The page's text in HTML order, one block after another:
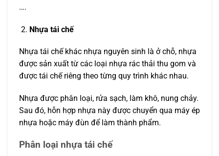
….
Nhựa tái chế
Nhựa tái chế khác nhựa nguyên sinh là ở chỗ, nhựa
được sản xuất từ các loại nhựa rác thải thu gom và
được tái chế riêng theo từng quy trình khác nhau.
Nhựa được phân loại, rửa sạch, làm khô, nung chảy.
Sau đó, hỗn hợp nhựa này được chuyển qua máy ép
nhựa hoặc máy đùn để làm thành phẩm.
Phân loại nhựa tái chế